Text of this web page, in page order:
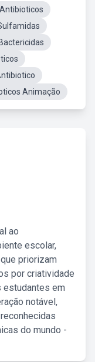
Animação
ao
escolar,
priorizam
por criatividade
estudantes em
notável,
do mundo -